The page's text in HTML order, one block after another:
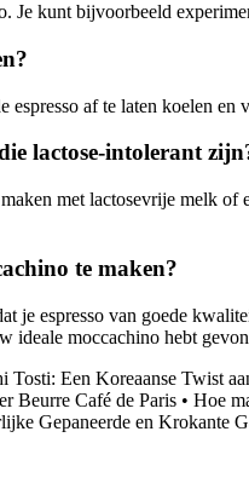
Je kunt bijvoorbeeld
af te laten koelen
lactose-intolerant
met lactosevrije melk
te maken?
je espresso van goede
ideale moccachino hebt
Tosti: Een Koreaanse Twist
Beurre Café de Paris • Hoe
Gepaneerde en Krokante